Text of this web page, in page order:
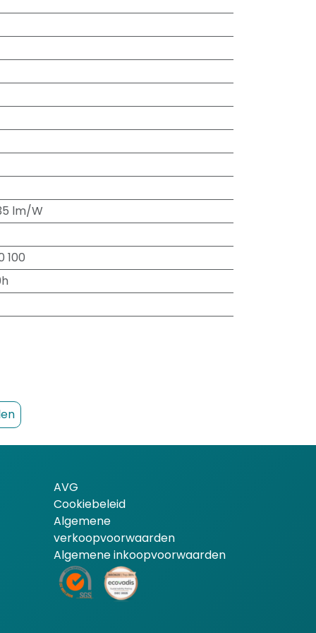
lm/W
100
AVG
Cookiebeleid
Algemene
verkoopvoorwaarden
Algemene inkoopvoorwaarden